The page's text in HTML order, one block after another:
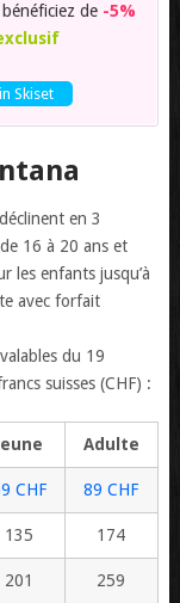
de -5%
Skiset
en 3
16 à 20 ans et
les enfants jusqu’à
avec forfait
du 19
suisses (CHF) :
Adulte
CHF 89 CHF
135 174
201 259